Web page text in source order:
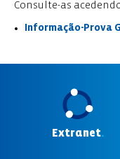
Consulte-as
nformação- Prova
Extranet.